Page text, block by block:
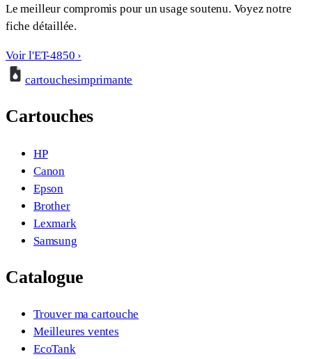
Le meilleur compromis pour un usage soutenu. Voyez notre
fiche détaillée.
Voir l'ET-4850 ›
cartouchesimprimante
Cartouches
HP
Canon
Epson
Brother
Lexmark
Samsung
Catalogue
Trouver ma cartouche
Meilleures ventes
EcoTank